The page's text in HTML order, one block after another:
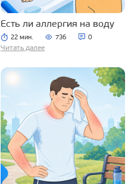
Есть ли аллергия на воду
22 мин. 736 0
Читать далее